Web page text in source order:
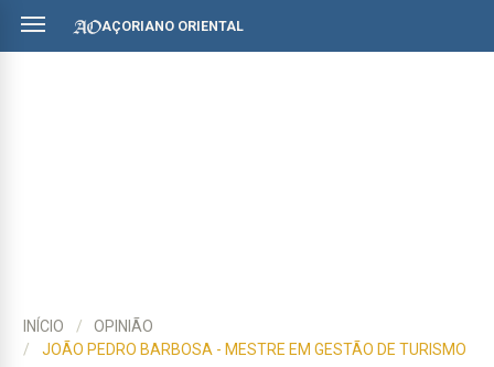
AÇORIANO ORIENTAL
INÍCIO
OPINIÃO
JOÃO PEDRO BARBOSA - MESTRE EM GESTÃO DE TURISMO